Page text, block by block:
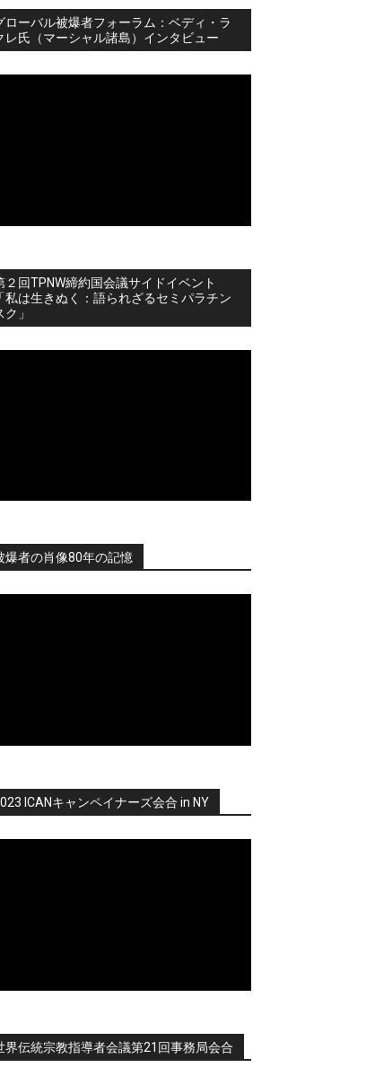
ローバル被爆者フォーラム：ベディ・ラ
レ氏（マーシャル諸島）インタビュー
２回TPNW締約国会議サイドイベント
「私は生きぬく：語られざるセミパラチン
ク」
爆者の肖像80年の記憶
ICANキャンペイナーズ会合 in NY
界伝統宗教指導者会議第21回事務局会合